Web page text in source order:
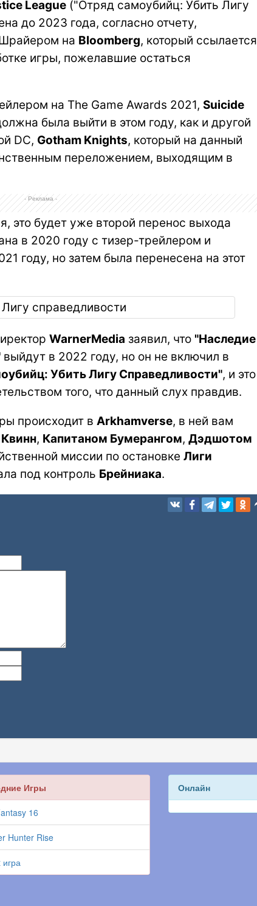
League ("Отряд самоубийц: Убить Лигу
до 2023 года, согласно отчету,
на Bloomberg, который ссылается
игры, пожелавшие остаться
на The Game Awards 2021, Suicide
была выйти в этом году, как и другой
DC, Gotham Knights, который на данный
переложением, выходящим в
- Реклама -
это будет уже второй перенос выхода
в 2020 году с тизер-трейлером и
году, но затем была перенесена на этот
WarnerMedia заявил, что "Наследие
выйдут в 2022 году, но он не включил в
Убить Лигу Справедливости", и это
того, что данный слух правдив.
происходит в Arkhamverse, в ней вам
, Капитаном Бумерангом, Дэдшотом
миссии по остановке Лиги
под контроль Брейниака.
Игры
16
Hunter Rise
игра
Онлайн